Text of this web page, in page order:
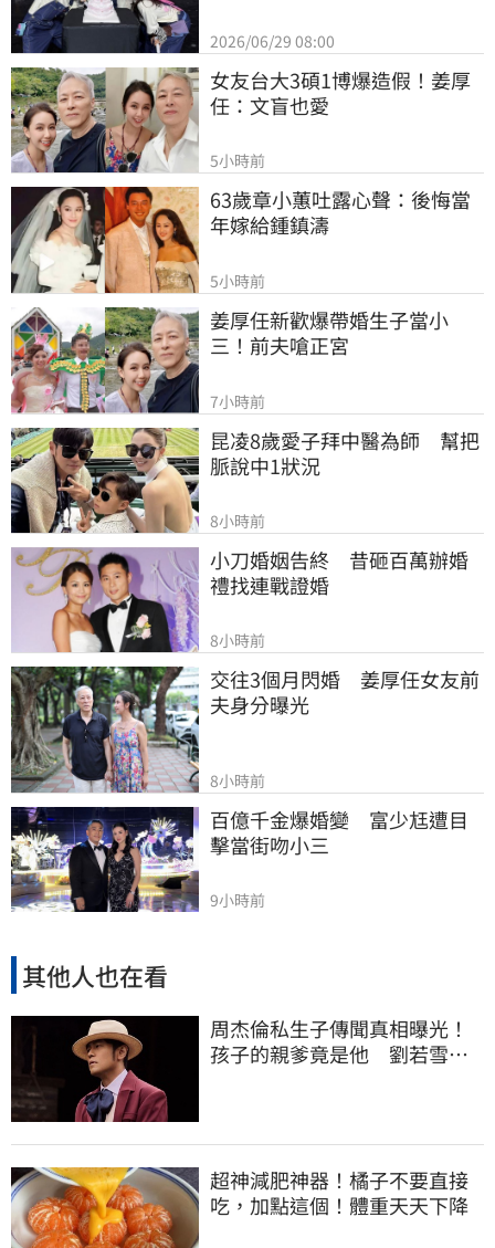
2026/06/29 08:00
女友台大3碩1博爆造假！姜厚
任：文盲也愛
5小時前
63歲章小蕙吐露心聲：後悔當
年嫁給鍾鎮濤
5小時前
姜厚任新歡爆帶婚生子當小
三！前夫嗆正宮
7小時前
昆凌8歲愛子拜中醫為師　幫把
脈說中1狀況
8小時前
小刀婚姻告終　昔砸百萬辦婚
禮找連戰證婚
8小時前
交往3個月閃婚　姜厚任女友前
夫身分曝光
8小時前
百億千金爆婚變　富少尪遭目
擊當街吻小三
9小時前
其他人也在看
周杰倫私生子傳聞真相曝光！
孩子的親爹竟是他 劉若雪閨
超神減肥神器！橘子不要直接
吃，加點這個！體重天天下降